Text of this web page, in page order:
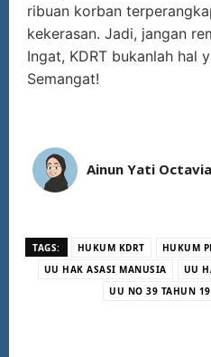
ribuan korban
kekerasan. Jadi, jangan
Ingat, KDRT bukanlah hal
Semangat!
Ainun Yati Octavia
TAGS: HUKUM KDRT HUKUM
UU HAK ASASI MANUSIA
UU
UU NO 39 TAHUN